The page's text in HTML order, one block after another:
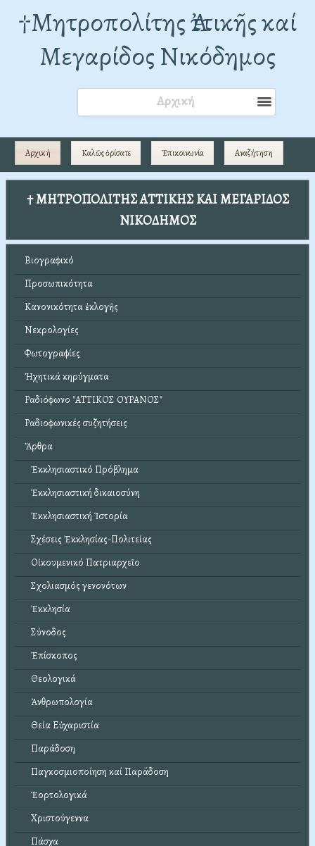
†Mητροπολίτης Ἀττικῆς καί
Μεγαρίδος Νικόδημος
Αρχική
Αρχική Καλῶς ὁρίσατε Ἐπικοινωνία Αναζήτηση
† ΜΗΤΡΟΠΟΛΙΤΗΣ ΑΤΤΙΚΗΣ ΚΑΙ ΜΕΓΑΡΙΔΟΣ
ΝΙΚΟΔΗΜΟΣ
Βιογραφικό
Προσωπικότητα
Κανονικότητα ἐκλογῆς
Νεκρολογίες
Φωτογραφίες
Ἠχητικά κηρύγματα
Ραδιόφωνο "ΑΤΤΙΚΟΣ ΟΥΡΑΝΟΣ"
Ραδιοφωνικές συζητήσεις
Ἄρθρα
Ἐκκλησιαστικό Πρόβλημα
Ἐκκλησιαστική δικαιοσύνη
Ἐκκλησιαστική Ἱστορία
Σχέσεις Ἐκκλησίας-Πολιτείας
Οἰκουμενικό Πατριαρχεῖο
Σχολιασμός γενονότων
Ἐκκλησία
Σύνοδος
Ἐπίσκοπος
Θεολογικά
Ἀνθρωπολογία
Θεία Εὐχαριστία
Παράδοση
Παγκοσμιοποίηση καί Παράδοση
Ἑορτολογικά
Χριστούγεννα
Πάσχα